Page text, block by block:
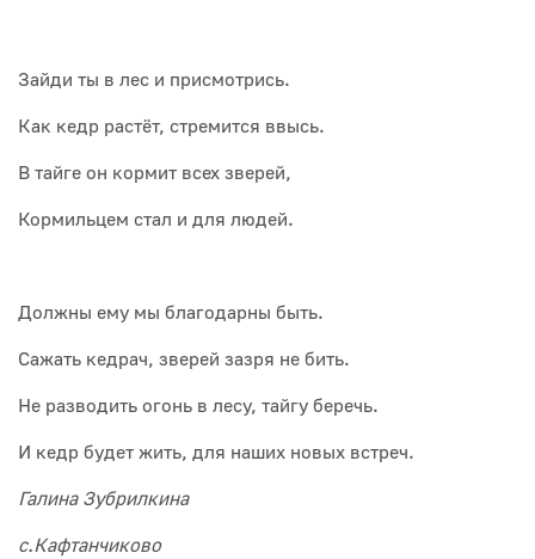
Зайди ты в лес и присмотрись.
Как кедр растёт, стремится ввысь.
В тайге он кормит всех зверей,
Кормильцем стал и для людей.
Должны ему мы благодарны быть.
Сажать кедрач, зверей зазря не бить.
Не разводить огонь в лесу, тайгу беречь.
И кедр будет жить, для наших новых встреч.
Галина Зубрилкина
с.Кафтанчиково